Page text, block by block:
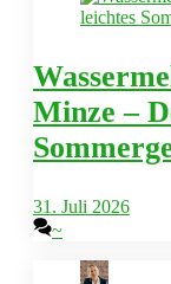
Minze –
31. Juli 2026
~